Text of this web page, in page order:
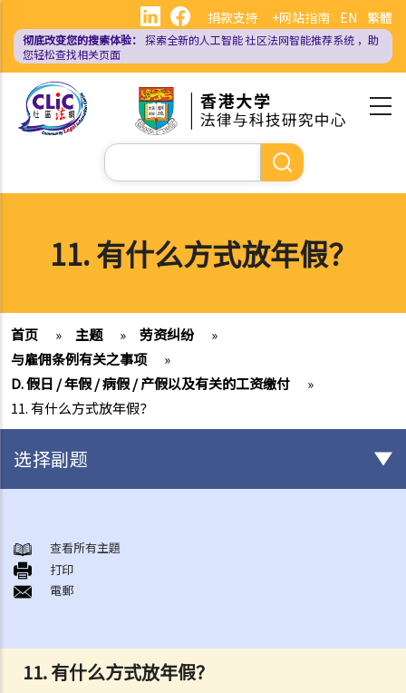
主
EN 繁體
捐款支持 +网站指南
彻底改变您的搜索体验： 探索全新的人工智能社区法网智能推荐系统 ，助
您轻松查找相关页面
搜
索
11. 有什么方式放年假？
首页 » 主题 » 劳资纠纷
»
与雇佣条例有关之事项
»
D. 假日 / 年假 / 病假 / 产假以及有关的工资缴付
»
11. 有什么方式放年假？
11. 有什么方式放年假？
选择副题
A. 「雇佣合约」之阐释
1. 雇佣合约的持续期是多久？
2. 甚麽是「连续性」雇佣合约？
3. 雇主是否可以选择签订一系列较短且间断的雇佣合同，以避免向雇员
查看所有主題
打印
電郵